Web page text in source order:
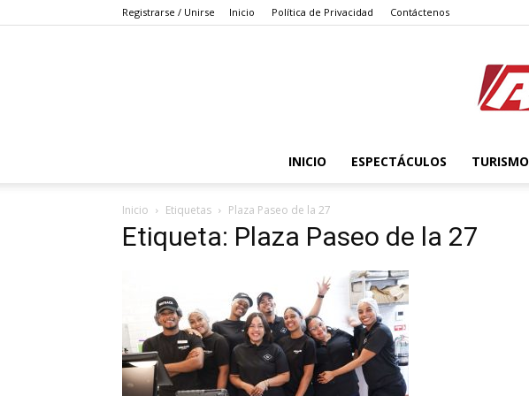
Registrarse / Unirse Inicio Política de Privacidad Contáctenos
INICIO ESPECTÁCULOS TURISMO
Inicio Etiquetas Plaza Paseo de la 27
Etiqueta: Plaza Paseo de la 27